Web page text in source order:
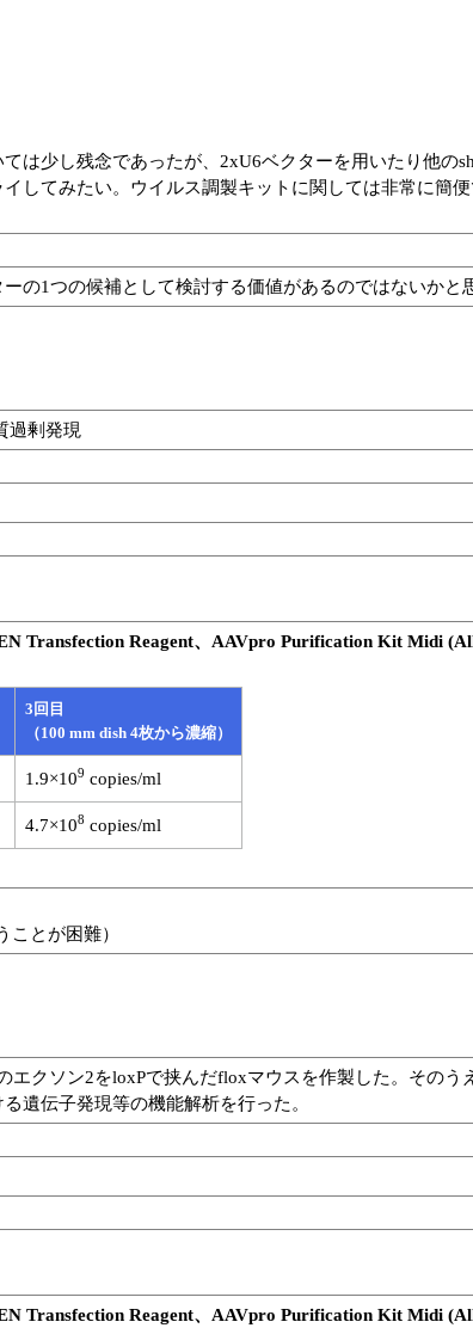
は少し残念であったが、2xU6ベクターを用いたり他の
してみたい。ウイルス調製キットに関しては非常に簡
の1つの候補として検討する価値があるのではないかと
過剰発現
Transfection Reagent、AAVpro Purification Kit Midi
3回目
（100 mm dish 4枚から濃縮）
1.9×109 copies/ml
4.7×108 copies/ml
ことが困難）
クソン2をloxPで挟んだfloxマウスを作製した。その
遺伝子発現等の機能解析を行った。
Transfection Reagent、AAVpro Purification Kit Midi